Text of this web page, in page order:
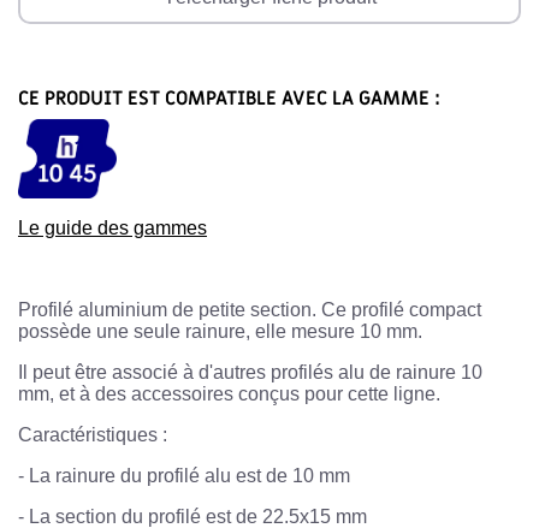
CE PRODUIT EST COMPATIBLE AVEC LA GAMME :
Le guide des gammes
Profilé aluminium de petite section. Ce profilé compact
possède une seule rainure, elle mesure 10 mm.
Il peut être associé à d'autres profilés alu de rainure 10
mm, et à des accessoires conçus pour cette ligne.
Caractéristiques :
- La rainure du profilé alu est de 10 mm
- La section du profilé est de 22.5x15 mm